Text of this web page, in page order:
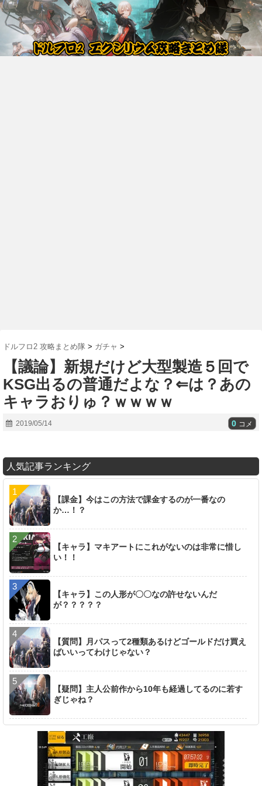
ドルフロ2 攻略まとめ隊 > ガチャ >
【議論】新規だけど大型製造５回で
KSG出るの普通だよな？⇐は？あの
キャラおりゅ？ｗｗｗｗ
2019/05/14 0 コメ
人気記事ランキング
【課金】今はこの方法で課金するのが一番なの
か…！？
【キャラ】マキアートにこれがないのは非常に惜し
い！！
【キャラ】この人形が〇〇なの許せないんだ
が？？？？？
【質問】月パスって2種類あるけどゴールドだけ買え
ばいいってわけじゃない？
【疑問】主人公前作から10年も経過してるのに若す
ぎじゃね？